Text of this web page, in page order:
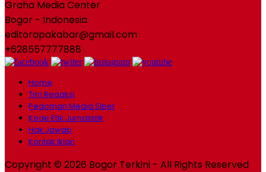
Graha Media Center
Bogor - Indonesia
editorapakabar@gmail.com
+628557777888
Home
Tim Redaksi
Pedoman Media Siber
Kode Etik Jurnalistik
Hak Jawab
Kontak Iklan
Copyright © 2026 Bogor Terkini - All Rights Reserved